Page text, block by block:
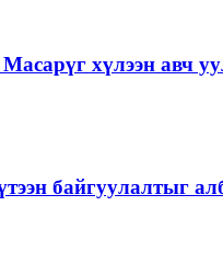
хүлээн авч
байгуулалтыг